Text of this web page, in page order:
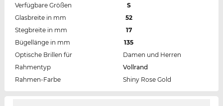
Verfügbare Größen
S
Glasbreite in mm
52
Stegbreite in mm
17
Bügellänge in mm
135
Optische Brillen für
Damen und Herren
Rahmentyp
Vollrand
Rahmen-Farbe
Shiny Rose Gold